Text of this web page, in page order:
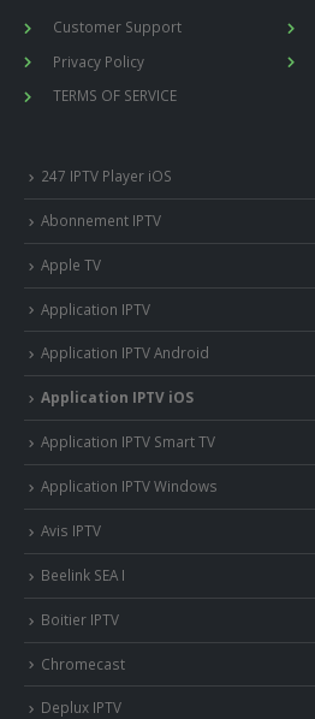
Customer Support
Privacy Policy
TERMS OF SERVICE
247 IPTV Player iOS
Abonnement IPTV
Apple TV
Application IPTV
Application IPTV Android
Application IPTV iOS
Application IPTV Smart TV
Application IPTV Windows
Avis IPTV
Beelink SEA I
Boitier IPTV
Chromecast
Deplux IPTV